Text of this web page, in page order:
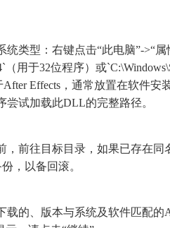
统类型：右键点击“此电脑”->“
（用于32位程序）或
After Effects，通常放置在软件
尝试加载此DLL的完整路径。
，前往目标目录，如果已存在
，以备回滚。
载的、版本与系统及软件匹配